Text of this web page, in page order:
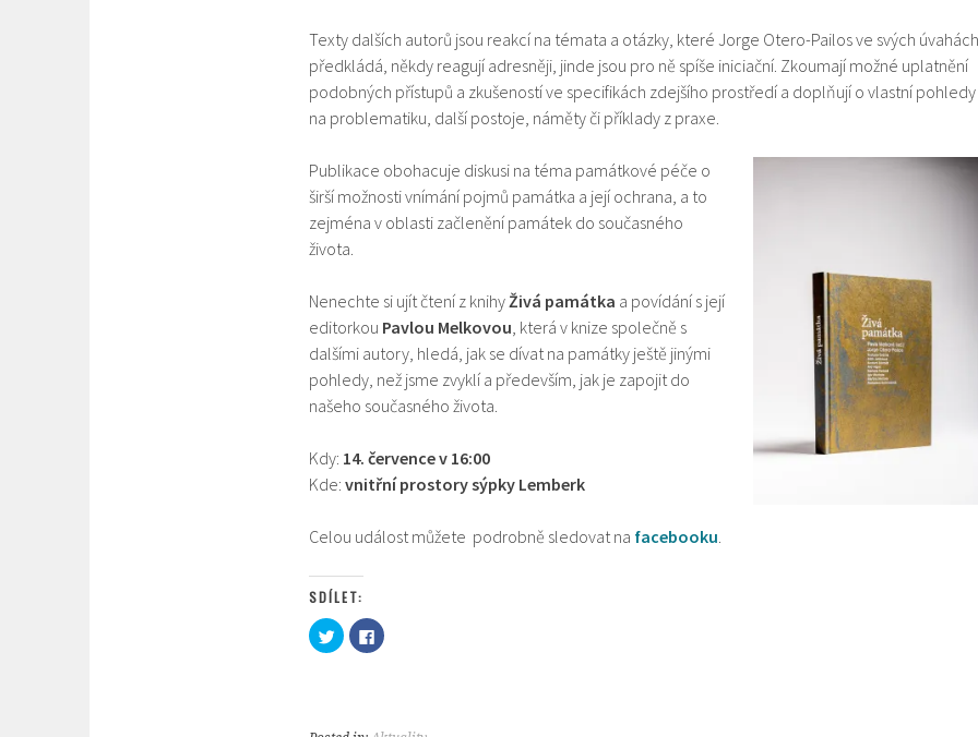
Texty dalších autorů jsou reakcí na témata a otázky, které Jorge Otero-Pailos ve svých úvahách
předkládá, někdy reagují adresněji, jinde jsou pro ně spíše iniciační. Zkoumají možné uplatnění
podobných přístupů a zkušeností ve specifikách zdejšího prostředí a doplňují o vlastní pohledy
na problematiku, další postoje, náměty či příklady z praxe.
Publikace obohacuje diskusi na téma památkové péče o
širší možnosti vnímání pojmů památka a její ochrana, a to
zejména v oblasti začlenění památek do současného
života.
Nenechte si ujít čtení z knihyŽivá památka a povídání s její
editorkou Pavlou Melkovou, která v knize společně s
dalšími autory, hledá, jak se dívat na památky ještě jinými
pohledy, než jsme zvyklí a především, jak je zapojit do
našeho současného života.
Kdy: 14. července v 16:00
Kde: vnitřní prostory sýpky Lemberk
Celou událost můžete podrobně sledovat na facebooku.
SDÍLET:
S
d
C
l